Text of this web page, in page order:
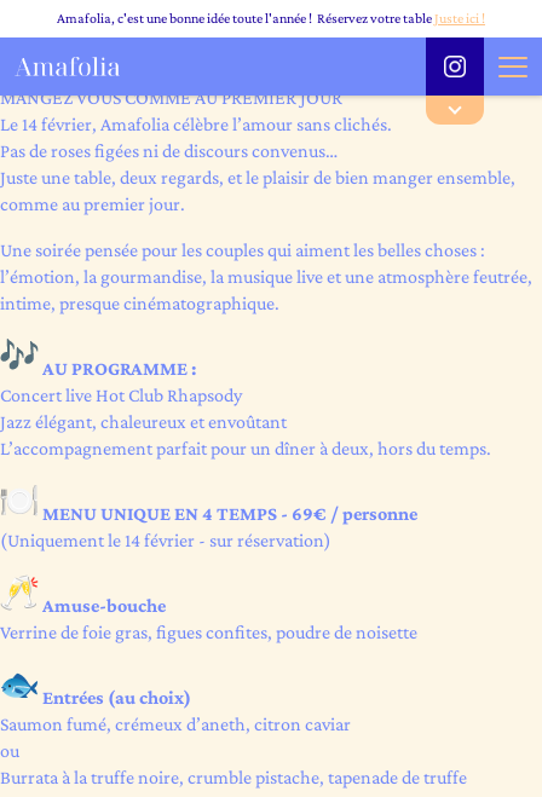
Amafolia, c'est une bonne idée toute l'année ! Réservez votre tableJuste ici !
MANGEZ VOUS COMME AU PREMIER JOUR
Le 14 février, Amafolia célèbre l’amour sans clichés.
Pas de roses figées ni de discours convenus…
Juste une table, deux regards, et le plaisir de bien manger ensemble,
comme au premier jour.
Une soirée pensée pour les couples qui aiment les belles choses :
l’émotion, la gourmandise, la musique live et une atmosphère feutrée,
intime, presque cinématographique.
AU PROGRAMME :
Concert live Hot Club Rhapsody
Jazz élégant, chaleureux et envoûtant
L’accompagnement parfait pour un dîner à deux, hors du temps.
MENU UNIQUE EN 4 TEMPS - 69€ / personne
(Uniquement le 14 février - sur réservation)
Amuse-bouche
Verrine de foie gras, figues confites, poudre de noisette
Entrées (au choix)
Saumon fumé, crémeux d’aneth, citron caviar
ou
Burrata à la truffe noire, crumble pistache, tapenade de truffe